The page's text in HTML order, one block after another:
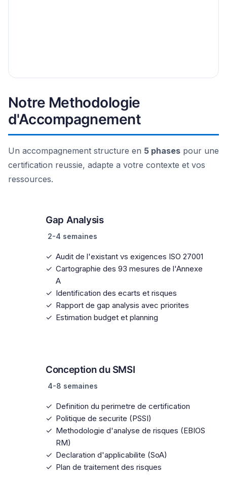
Notre Methodologie
d'Accompagnement
Un accompagnement structure en 5 phases pour une
certification reussie, adapte a votre contexte et vos
ressources.
Gap Analysis
2-4 semaines
Audit de l'existant vs exigences ISO 27001
Cartographie des 93 mesures de l'Annexe
A
Identification des ecarts et risques
Rapport de gap analysis avec priorites
Estimation budget et planning
Conception du SMSI
4-8 semaines
Definition du perimetre de certification
Politique de securite (PSSI)
Methodologie d'analyse de risques (EBIOS
RM)
Declaration d'applicabilite (SoA)
Plan de traitement des risques